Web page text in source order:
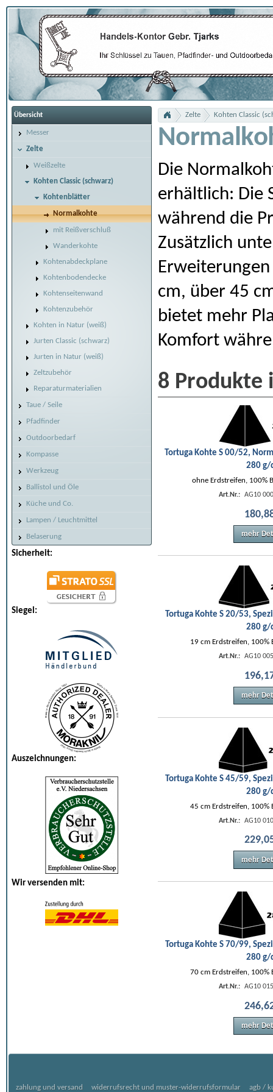
Übersicht
Messer
Zelte
Weißzelte
Kohten Classic (schwarz)
Kohtenblätter
Normalkohte
mit Reißverschluß
Wanderkohte
Kohtenabdeckplane
Kohtenbodendecke
Kohtenseitenwand
Kohtenzubehör
Kohten in Natur (weiß)
Jurten Classic (schwarz)
Jurten in Natur (weiß)
Zeltzubehör
Reparaturmaterialien
Taue / Seile
Pfadfinder
Outdoorbedarf
Kompasse
Werkzeug
Ballistol und Öle
Küche und Co.
Lampen / Leuchtmittel
Belaserung
Sicherheit:
Siegel:
Auszeichnungen:
Wir versenden mit:
Zelte Kohten Classic
Die
erhältlich: Die
während die
Zusätzlich
cm, über 45
bietet mehr
Komfort
8 Produkte
Tortuga Kohte S 00/52,
280 g/
ohne Erdstreifen, 100%
Art.Nr.: AG10
180,
mehr
Tortuga Kohte S 20/53,
280 g/
19 cm Erdstreifen, 100%
Art.Nr.: AG10
196,
mehr
Tortuga Kohte S 45/59,
280 g/
45 cm Erdstreifen, 100%
Art.Nr.: AG10
229,
mehr
Tortuga Kohte S 70/99,
280 g/
70 cm Erdstreifen, 100%
Art.Nr.: AG10
246,
mehr
zahlung und versand widerrufsrecht und muster-widerrufsformular agb /